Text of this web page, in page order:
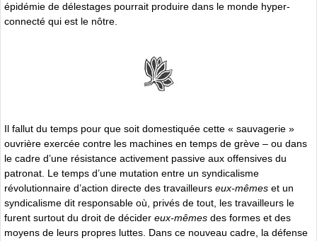
épidémie de délestages pourrait produire dans le monde hyper-
connecté qui est le nôtre.
Il fallut du temps pour que soit domestiquée cette « sauvagerie »
ouvrière exercée contre les machines en temps de grève – ou dans
le cadre d’une résistance activement passive aux offensives du
patronat. Le temps d’une mutation entre un syndicalisme
révolutionnaire d’action directe des travailleurs eux-mêmes et un
syndicalisme dit responsable où, privés de tout, les travailleurs le
furent surtout du droit de décider eux-mêmes des formes et des
moyens de leurs propres luttes. Dans ce nouveau cadre, la défense